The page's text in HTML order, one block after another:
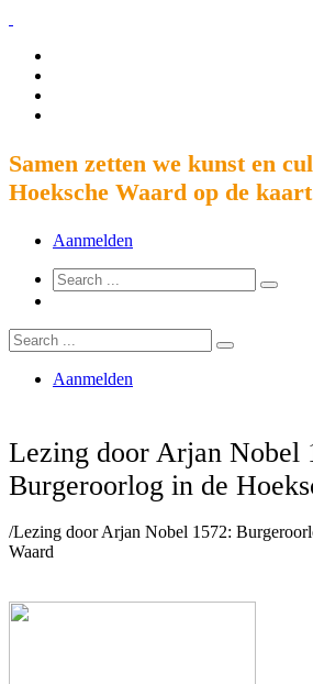
Samen zetten we kunst en
Hoeksche Waard op de
Aanmelden
Aanmelden
Lezing door Arjan Nobel
Burgeroorlog in de
/Lezing door Arjan Nobel 1572:
Waard
Hoeksche Waard